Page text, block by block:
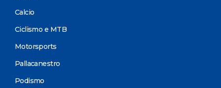
Calcio
Ciclismo e MTB
Motorsports
Pallacanestro
Podismo